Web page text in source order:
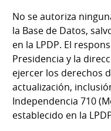
No se autoriza
la Base de Datos,
en la LPDP. El
Presidencia y la
ejercer los derechos
actualización,
Independencia 710
establecido en la